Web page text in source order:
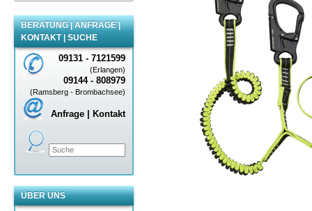
BERATUNG | ANFRAGE |
KONTAKT | SUCHE
09131 - 7121599
(Erlangen)
09144 - 808979
(Ramsberg - Brombachsee)
Anfrage | Kontakt
ÜBER UNS